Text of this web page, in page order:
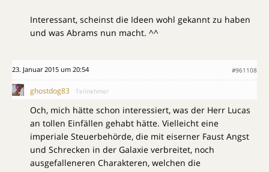
Interessant, scheinst die Ideen wohl gekannt zu haben
und was Abrams nun macht. ^^
23. Januar 2015 um 20:54 #961108
ghostdog83 Teilnehmer
Och, mich hätte schon interessiert, was der Herr Lucas
an tollen Einfällen gehabt hätte. Vielleicht eine
imperiale Steuerbehörde, die mit eiserner Faust Angst
und Schrecken in der Galaxie verbreitet, noch
ausgefalleneren Charakteren, welchen die